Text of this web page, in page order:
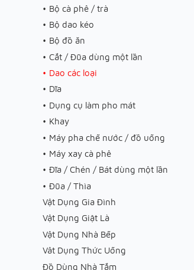
Bộ cà phê / trà
Bộ dao kéo
Bộ đồ ăn
Cắt / Đũa dùng một lần
Dao các loại
Dĩa
Dụng cụ làm pho mát
Khay
Máy pha chế nước / đồ uống
Máy xay cà phê
Đĩa / Chén / Bát dùng một lần
Đũa / Thìa
Vật Dụng Gia Đình
Vật Dụng Giặt Là
Vật Dụng Nhà Bếp
Vât Dụng Thức Uống
Đồ Dùng Nhà Tắm